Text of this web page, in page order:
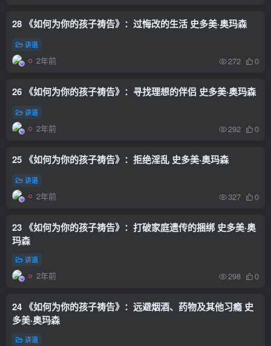
28 《如何为你的孩子祷告》：过悔改的生活 史多美·奥玛森
讲道
2年前 272 0
26 《如何为你的孩子祷告》：寻找理想的伴侣 史多美·奥玛森
讲道
2年前 292 0
25 《如何为你的孩子祷告》：拒绝淫乱 史多美·奥玛森
讲道
2年前 327 0
23 《如何为你的孩子祷告》：打破家庭遗传的捆绑 史多美·奥
玛森
讲道
2年前 298 0
24 《如何为你的孩子祷告》：远避烟酒、药物及其他习瘾 史
多美·奥玛森
讲道